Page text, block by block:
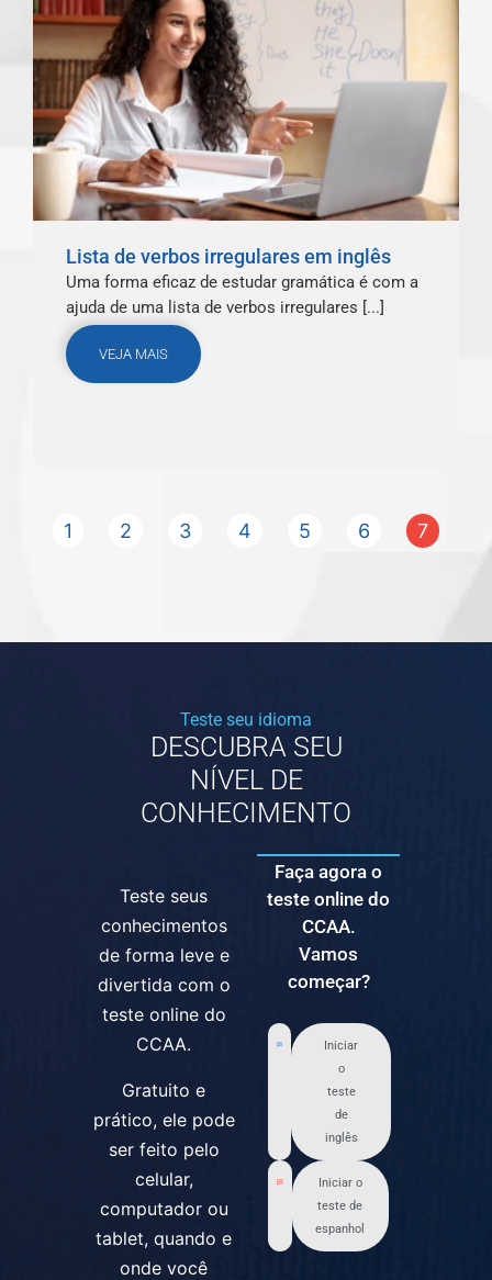
Lista de verbos irregulares em inglês
Uma forma eficaz de estudar gramática é com a
ajuda de uma lista de verbos irregulares [...]
VEJA MAIS
1 2 3 4 5 6 7
Teste seu idioma
DESCUBRA SEU
NÍVEL DE
CONHECIMENTO
Teste seus
conhecimentos
de forma leve e
divertida com o
teste online do
CCAA.
Gratuito e
prático, ele pode
ser feito pelo
celular,
computador ou
tablet, quando e
onde você
Faça agora o
teste online do
CCAA.
Vamos
começar?
Iniciar
o
teste
de
inglês
Iniciar o
teste de
espanhol